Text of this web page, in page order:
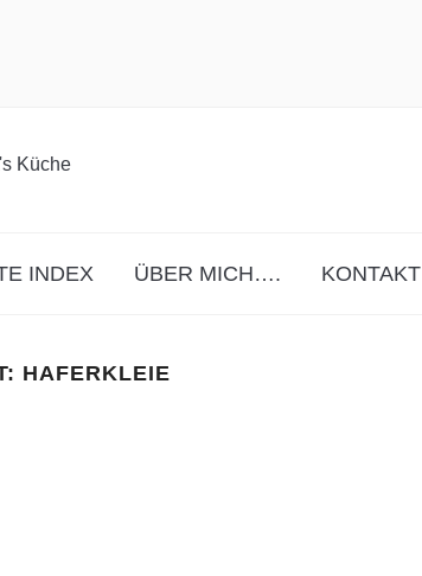
INDEX ÜBER MICH…. KONTAKT
HAFERKLEIE